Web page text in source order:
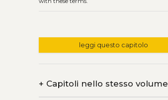
leggi questo capitolo
+ Capitoli nello stesso volume